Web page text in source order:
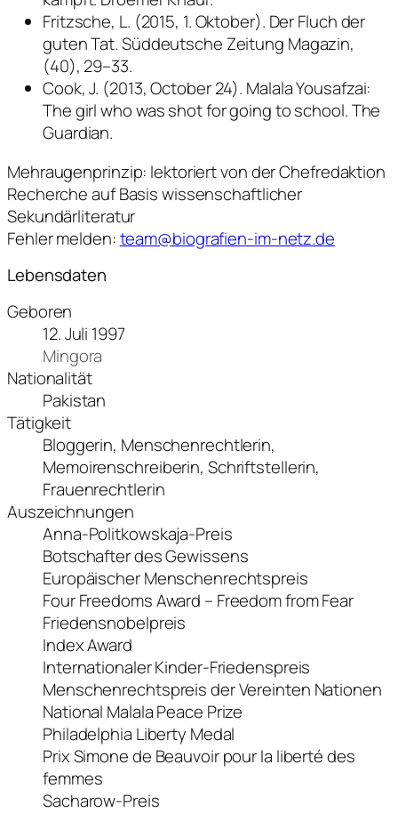
Fritzsche, L. (2015, 1. Oktober). Der Fluch der
guten Tat. Süddeutsche Zeitung Magazin,
(40), 29–33.
Cook, J. (2013, October 24). Malala Yousafzai:
The girl who was shot for going to school. The
Guardian.
Mehraugenprinzip: lektoriert von der Chefredaktion
Recherche auf Basis wissenschaftlicher
Sekundärliteratur
Fehler melden:team@biografien-im-netz.de
Lebensdaten
Geboren
12. Juli 1997
Mingora
Nationalität
Pakistan
Tätigkeit
Bloggerin, Menschenrechtlerin,
Memoirenschreiberin, Schriftstellerin,
Frauenrechtlerin
Auszeichnungen
Anna-Politkowskaja-Preis
Botschafter des Gewissens
Europäischer Menschenrechtspreis
Four Freedoms Award – Freedom from Fear
Friedensnobelpreis
Index Award
Internationaler Kinder-Friedenspreis
Menschenrechtspreis der Vereinten Nationen
National Malala Peace Prize
Philadelphia Liberty Medal
Prix Simone de Beauvoir pour la liberté des
femmes
Sacharow-Preis